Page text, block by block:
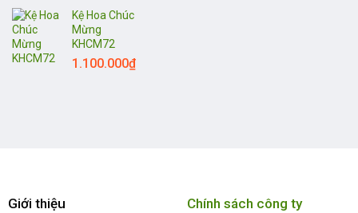
Kệ Hoa Chúc
Mừng
KHCM72
1.100.000₫
Giới thiệu Chính sách công ty